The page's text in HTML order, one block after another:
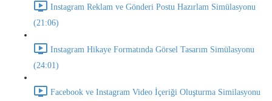
Instagram Reklam ve Gönderi Postu Hazırlam Simülasyonu
(21:06)
Instagram Hikaye Formatında Görsel Tasarım Simülasyonu
(24:01)
Facebook ve Instagram Video İçeriği Oluşturma Similasyonu